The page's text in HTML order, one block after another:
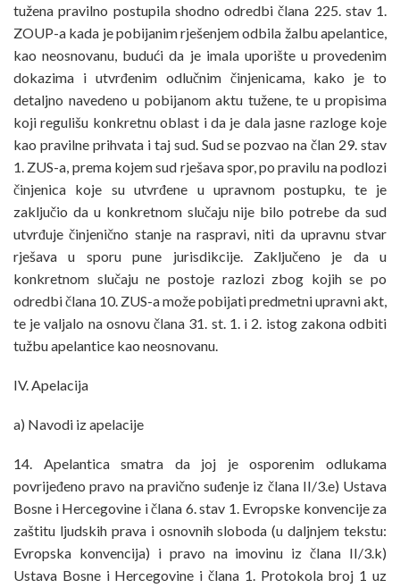
tužena pravilno postupila shodno odredbi člana 225. stav 1.
ZOUP-a kada je pobijanim rješenjem odbila žalbu apelantice,
kao neosnovanu, budući da je imala uporište u provedenim
dokazima i utvrđenim odlučnim činjenicama, kako je to
detaljno navedeno u pobijanom aktu tužene, te u propisima
koji regulišu konkretnu oblast i da je dala jasne razloge koje
kao pravilne prihvata i taj sud. Sud se pozvao na član 29. stav
1. ZUS-a, prema kojem sud rješava spor, po pravilu na podlozi
činjenica koje su utvrđene u upravnom postupku, te je
zaključio da u konkretnom slučaju nije bilo potrebe da sud
utvrđuje činjenično stanje na raspravi, niti da upravnu stvar
rješava u sporu pune jurisdikcije. Zaključeno je da u
konkretnom slučaju ne postoje razlozi zbog kojih se po
odredbi člana 10. ZUS-a može pobijati predmetni upravni akt,
te je valjalo na osnovu člana 31. st. 1. i 2. istog zakona odbiti
tužbu apelantice kao neosnovanu.
IV. Apelacija
a) Navodi iz apelacije
14. Apelantica smatra da joj je osporenim odlukama
povrijeđeno pravo na pravično suđenje iz člana II/3.e) Ustava
Bosne i Hercegovine i člana 6. stav 1. Evropske konvencije za
zaštitu ljudskih prava i osnovnih sloboda (u daljnjem tekstu:
Evropska konvencija) i pravo na imovinu iz člana II/3.k)
Ustava Bosne i Hercegovine i člana 1. Protokola broj 1 uz